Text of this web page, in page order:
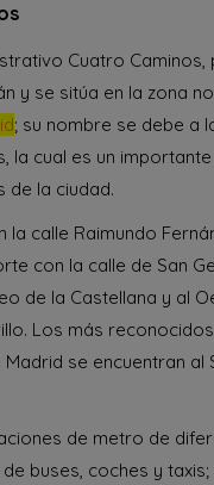
Cuatro Caminos,
y se sitúa en la zona
; su nombre se debe a
la cual es un
de la ciudad.
la calle Raimundo
con la calle de San
de la Castellana y al
Los más
se encuentran al
de metro de
buses, coches y